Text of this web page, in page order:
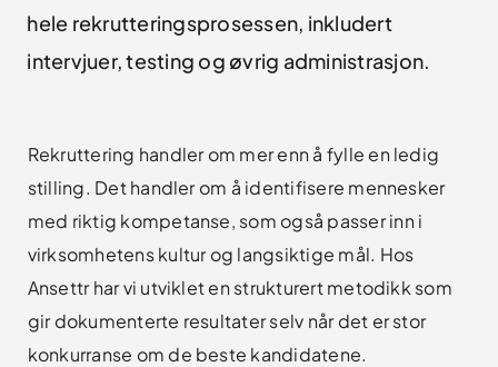
hele rekrutteringsprosessen, inkludert
intervjuer, testing og øvrig administrasjon.
Rekruttering handler om mer enn å fylle en ledig
stilling. Det handler om å identifisere mennesker
med riktig kompetanse, som også passer inn i
virksomhetens kultur og langsiktige mål. Hos
Ansettr har vi utviklet en strukturert metodikk som
gir dokumenterte resultater selv når det er stor
konkurranse om de beste kandidatene.